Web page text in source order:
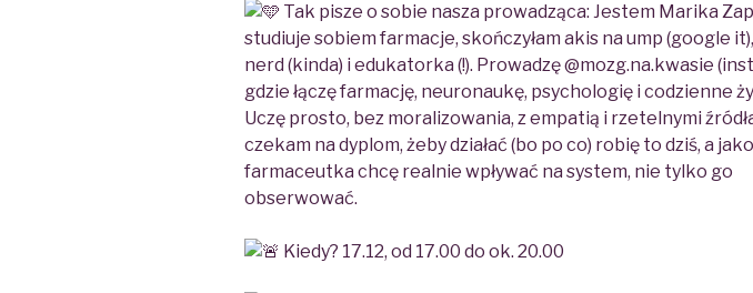
Tak pisze o sobie nasza prowadząca: Jestem Marika
studiuje sobiem farmacje, skończyłam akis na ump (google
nerd (kinda) i edukatorka (!). Prowadzę @mozg.na.kwasie
gdzie łączę farmację, neuronaukę, psychologię i codzienne
Uczę prosto, bez moralizowania, z empatią i rzetelnymi
czekam na dyplom, żeby działać (bo po co) robię to dziś, a
farmaceutka chcę realnie wpływać na system, nie tylko go
obserwować.
Kiedy? 17.12, od 17.00 do ok. 20.00